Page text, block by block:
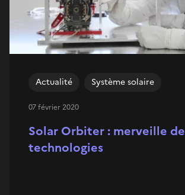
Solar Orbiter : merveille de
technologies
Actualité Système solaire
07 février 2020